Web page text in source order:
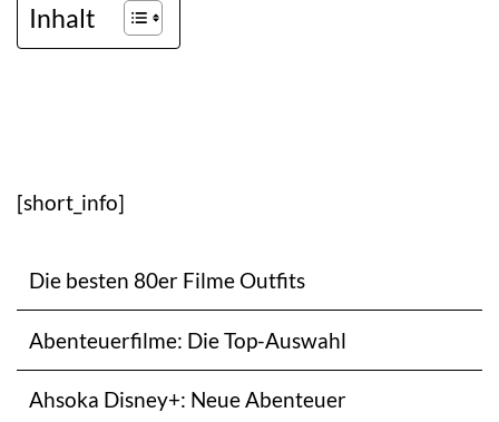
Inhalt
[short_info]
Die besten 80er Filme Outfits
Abenteuerfilme: Die Top-Auswahl
Ahsoka Disney+: Neue Abenteuer